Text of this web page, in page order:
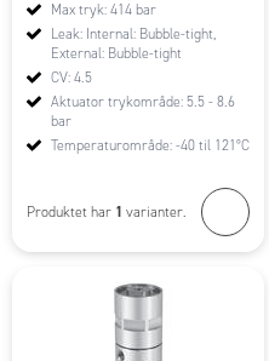
Max tryk: 414 bar
Leak: Internal: Bubble-tight,
External: Bubble-tight
CV: 4.5
Aktuator trykområde: 5.5 - 8.6
bar
Temperaturområde: -40 til 121°C
Produktet har 1 varianter.